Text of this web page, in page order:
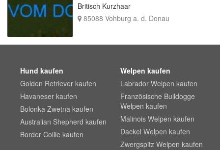
Britisch Kurzhaar
85088 Vohburg a. d. Donau
Hund kaufen
Golden Retriever kaufen
Havaneser kaufen
Bolonka Zwetna kaufen
Australian Shepherd kaufen
Border Collie kaufen
Welpen kaufen
Labrador Welpen kaufen
Französische Bulldogge
Welpen kaufen
Malinois Welpen kaufen
Dackel Welpen kaufen
Zwergspitz Welpen kaufen